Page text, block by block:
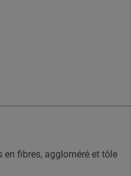
fibres, aggloméré et tôle